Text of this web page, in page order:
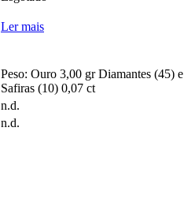
Ler mais
Peso: Ouro 3,00 gr Diamantes (45) e
Safiras (10) 0,07 ct
n.d.
n.d.